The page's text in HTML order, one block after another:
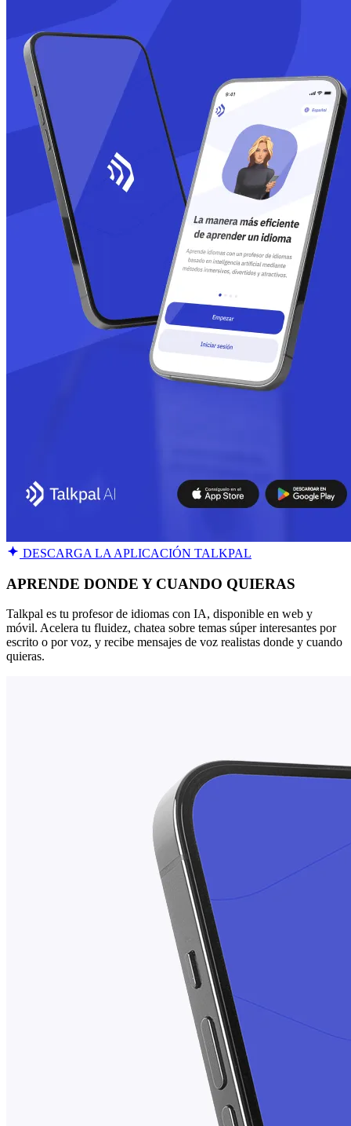
DESCARGA LA APLICACIÓN TALKPAL
APRENDE DONDE Y CUANDO QUIERAS
Talkpal es tu profesor de idiomas con IA, disponible en web y
móvil. Acelera tu fluidez, chatea sobre temas súper interesantes por
escrito o por voz, y recibe mensajes de voz realistas donde y cuando
quieras.